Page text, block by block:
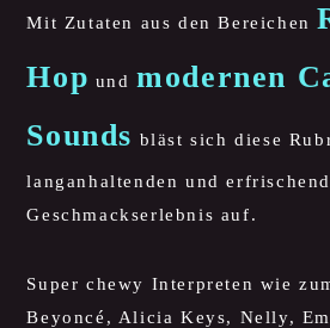
Mit Zutaten aus den Bereichen
Hop und modernen
Sounds bläst sich diese
langanhaltenden und
Geschmackserlebnis auf.
Super chewy Interpreten wie
Beyoncé, Alicia Keys, Nelly,